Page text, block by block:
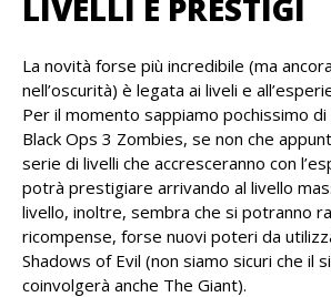
LIVELLI E PRESTIGI
La novità forse più incredibile (ma
nell’oscurità) è legata ai liveli e
Per il momento sappiamo pochissimo
Black Ops 3 Zombies, se non che
serie di livelli che accresceranno con
potrà prestigiare arrivando al livello
livello, inoltre, sembra che si potranno
ricompense, forse nuovi poteri da
Shadows of Evil (non siamo sicuri che il
coinvolgerà anche The Giant).